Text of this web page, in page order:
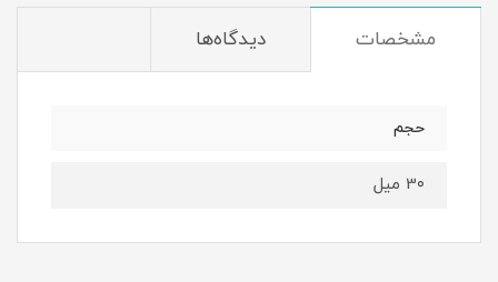
مشخصات دیدگاه‌ها
حجم
3۰ میل